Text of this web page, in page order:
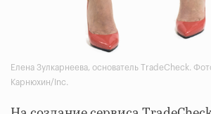
Елена Зулкарнеева, основатель TradeCheck.
Карнюхин/Inc.